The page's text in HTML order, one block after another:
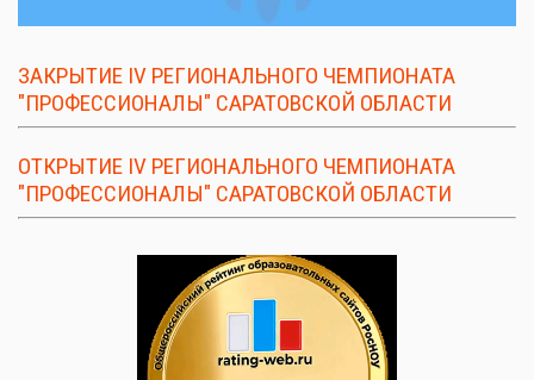
ЗАКРЫТИЕ IV РЕГИОНАЛЬНОГО ЧЕМПИОНАТА
"ПРОФЕССИОНАЛЫ" САРАТОВСКОЙ ОБЛАСТИ
ОТКРЫТИЕ IV РЕГИОНАЛЬНОГО ЧЕМПИОНАТА
"ПРОФЕССИОНАЛЫ" САРАТОВСКОЙ ОБЛАСТИ